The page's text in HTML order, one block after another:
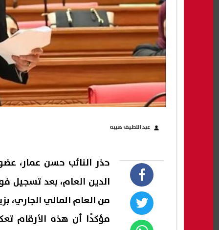
عبداللطيف هيبه
حذر النائب حسن عمار،
مؤكدًا أن هذه الأرقام